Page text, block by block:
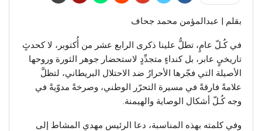
بقلم | عبدالمؤمن محمد جحاف
في كُـلّ عامٍ، تطلُّ علينا ذكرى الرابع عشر من أُكتوبر، لا كحدثٍ
تاريخيٍ عابر، بل كنداءٍ متجدِّدٍ لاستحضار جوهر الثورة وروحها
الأصيلة التي فجّرها الأحرارُ ضد الاحتلال البريطاني، لتظلَّ
علامةً فارقةً في مسيرة التحرّر الوطني، وصرخةً مدوّيةً في
وجه كُـلّ أشكال الوصاية والهيمنة.
وفي كلمته بهذه المناسبة، دعا الرئيس مهدي المشاط إلى